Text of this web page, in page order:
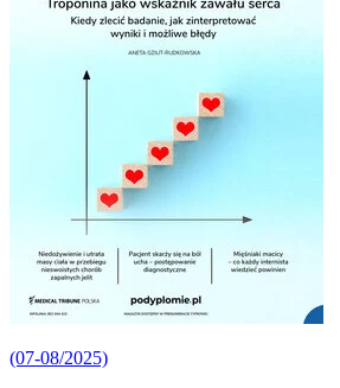
(07-08/2025)